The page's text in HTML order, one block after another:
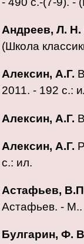
Андреев, Л. Н.
(Школа
Алексин, А.Г.
2011. - 192 с.:
Алексин, А.Г.
Алексин, А.Г.
с.: ил.
Астафьев,
Астафьев. - М..
Булгарин, Ф.